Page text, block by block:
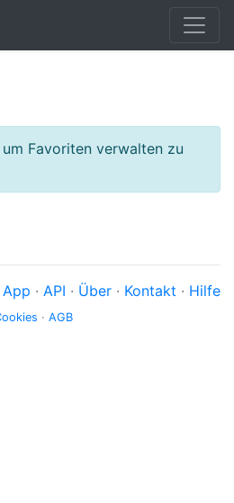
um Favoriten verwalten zu
App · API · Über · Kontakt · Hilfe
· AGB